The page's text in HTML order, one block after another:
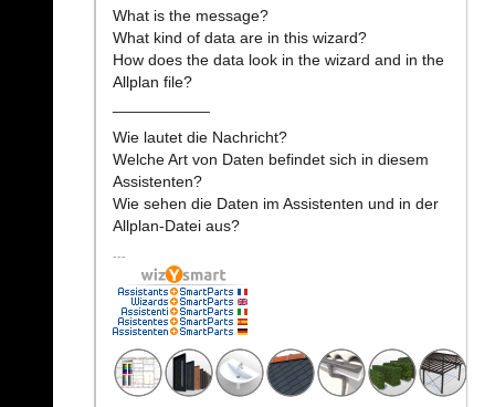
What is the message?
What kind of data are in this wizard?
How does the data look in the wizard and in the
Allplan file?
Wie lautet die Nachricht?
Welche Art von Daten befindet sich in diesem
Assistenten?
Wie sehen die Daten im Assistenten und in der
Allplan-Datei aus?